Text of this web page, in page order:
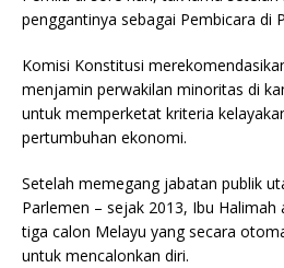
penggantinya sebagai Pembicara di
Komisi Konstitusi
menjamin perwakilan minoritas di
untuk memperketat kriteria
pertumbuhan ekonomi.
Setelah memegang jabatan publik
Parlemen – sejak 2013, Ibu
tiga calon Melayu yang secara
untuk mencalonkan diri.